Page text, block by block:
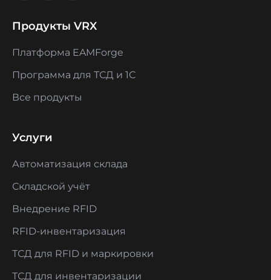
Продукты VRX
Платформа EAMForge
Программа для ТСД и 1С
Все продукты
Услуги
Автоматизация склада
Складской учёт
Внедрение RFID
RFID-инвентаризация
ТСД для RFID и маркировки
ТСД для инвентаризации